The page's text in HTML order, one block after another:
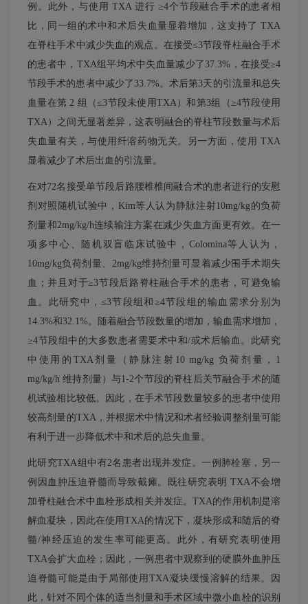
例。此外，与使用 TXA 进行 ≥4个节段融合手术的患者相
比，同一组的术中和术后失血量显着增加，这支持了 TXA
在脊柱手术中减少失血的观点。在接受≤3节段脊柱融合手术
的患者中，TXA组平均术中失血量减少了37.3%，在接受≥4
节段手术的患者中减少了33.7%。术后第3天的引流量和总失
血量在第 2 组（≤3节段未使用TXA）和第3组（≥4节段使用
TXA）之间无显著差异，这表明融合的脊柱节段数量与术后
失血量有关，与使用纤溶药物无关。另一方面，使用 TXA
显着减少了术后出血的引流量。
在对72名接受单节段后路腰椎椎间融合术的患者进行的安慰
剂对照随机试验中，Kim等人认为静脉注射10mg/kg的负荷
剂量和2mg/kg/h连续输注方案在减少失血方面更有效。在一
项多中心、随机双盲临床试验中，Colomina等人认为，
10mg/kg负荷剂量、2mg/kg维持剂量可显着减少围手术期失
血；并且对于≥3节段后路脊柱融合手术的患者，可避免输
血。此研究中，≤3节段组和≥4节段组的输血需求分别为
14.3%和32.1%。随着融合节段数量的增加，输血需求增加，
≥4节段组中的大多数患者需要术中和/或术后输血。此研究
中使用的TXA剂量（静脉注射10 mg/kg 负荷剂量，1
mg/kg/h 维持剂量）与1-2个节段的脊柱后关节融合手术的随
机试验相比较低。因此，在手术节段数量较多的患者中使用
较高剂量的TXA，并根据术中情况和术者经验调整剂量可能
有利于进一步降低术中和术后的总失血量。
此研究TXA组中有2名患者出现并发症。一例肺栓塞，另一
例因血肿压迫脊髓而导致截瘫。既往研究表明 TXA不会增
加脊柱融合术中血栓形成相关并发症。TXA的作用机制是溶
解血凝块，因此在使用TXA的情况下，凝块形成和随后的脊
髓/神经压迫的发生率可能更高。此外，有研究表明使用
TXA会扩大血栓；因此，一例患者中观察到的硬膜外血肿压
迫脊髓可能是由于局部使用TXA凝块缓慢溶解的结果。因
此，针对不同个体的适当剂量和手术区域中微小血栓的识别